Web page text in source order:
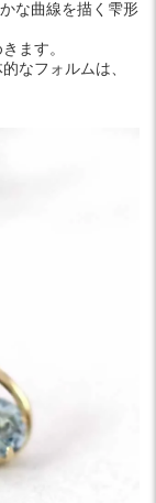
な曲線を描く雫形
ます。
なフォルムは、